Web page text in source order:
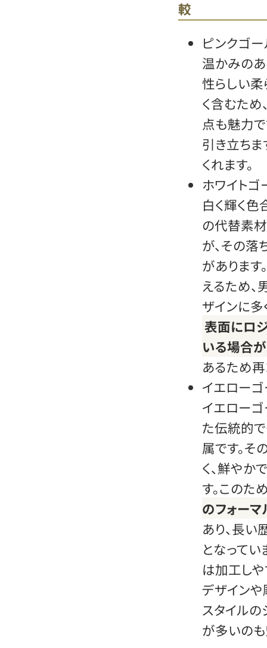
較
ピンクゴー
温かみの
性らしい柔
く含むため
点も魅力
引き立ち
くれます。
ホワイトゴ
白く輝く
の代替素
が、その
があります
えるため
ザインに多
表面にロ
いる場合
あるため再
イエロー
イエローゴ
た伝統的
属です。
く、鮮や
す。このた
のフォー
あり、長
となってい
は加工し
デザイン
スタイル
が多いの